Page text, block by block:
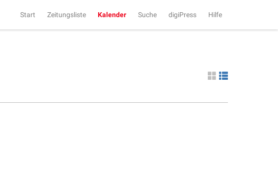
Start Zeitungsliste Kalender Suche digiPress Hilfe